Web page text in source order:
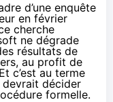
d’une enquête
en février
cherche
ne dégrade
résultats de
au profit de
c’est au terme
devrait décider
formelle.